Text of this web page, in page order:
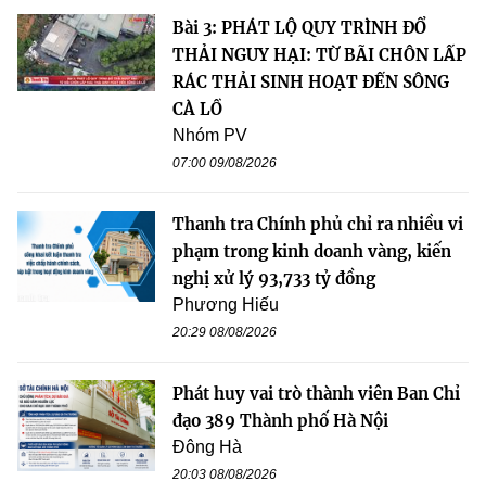
Bài 3: PHÁT LỘ QUY TRÌNH ĐỔ
THẢI NGUY HẠI: TỪ BÃI CHÔN LẤP
RÁC THẢI SINH HOẠT ĐẾN SÔNG
CÀ LỒ
Nhóm PV
07:00 09/08/2026
Thanh tra Chính phủ chỉ ra nhiều vi
phạm trong kinh doanh vàng, kiến
nghị xử lý 93,733 tỷ đồng
Phương Hiếu
20:29 08/08/2026
Phát huy vai trò thành viên Ban Chỉ
đạo 389 Thành phố Hà Nội
Đông Hà
20:03 08/08/2026